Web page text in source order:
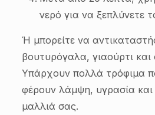
νερό για να ξεπλύνετε
Ή μπορείτε να
βουτυρόγαλα, γιαούρτι
Υπάρχουν πολλά τρόφιμα
φέρουν λάμψη, υγρασία
μαλλιά σας.